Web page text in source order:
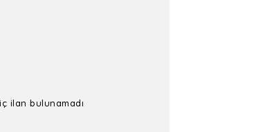
ilan bulunamadı